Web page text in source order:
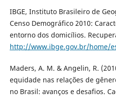
IBGE, Instituto Brasileiro de
Censo Demográfico 2010:
entorno dos domicílios.
http://www.ibge.gov.br/home/
Maders, A. M. & Angelin, R.
equidade nas relações de
no Brasil: avanços e desafios.